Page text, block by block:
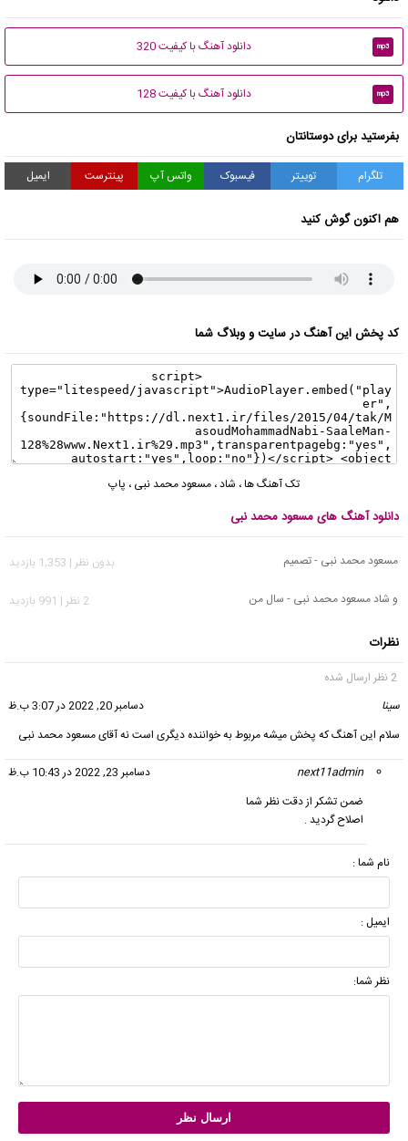
mp3 دانلود آهنگ با کیفیت 320
mp3 دانلود آهنگ با کیفیت 128
بفرستید برای دوستانتان
تلگرام توییتر فیسبوک واتس آپ پینترست ایمیل
هم اکنون گوش کنید
کد پخش این آهنگ در سایت و وبلاگ شما
تک آهنگ ها، شاد، مسعود محمد نبی ، پاپ
دانلود آهنگ های مسعود محمد نبی
مسعود محمد نبی - تصمیم
بدون نظر | 1,353 بازدید
و شاد مسعود محمد نبی - سال من
2 نظر | 991 بازدید
نظرات
2 نظر ارسال شده
سینا
دسامبر 20, 2022 در 3:07 ب.ظ
سلام این آهنگ که پخش میشه مربوط به خواننده دیگری است نه آقای مسعود محمد نبی
next11admin
دسامبر 23, 2022 در 10:43 ب.ظ
ضمن تشکر از دقت نظر شما
اصلاح گردید .
نام شما :
ایمیل :
نظر شما: